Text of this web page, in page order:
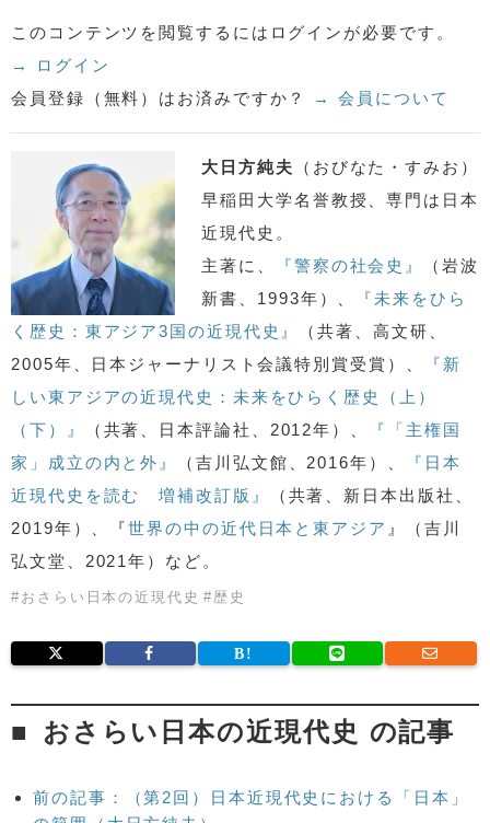
このコンテンツを閲覧するにはログインが必要です。
→ ログイン
会員登録（無料）はお済みですか？
→ 会員について
大日方純夫
（おびなた・すみお）
早稲田大学名誉教授、専門は日本
近現代史。
主著に、
『警察の社会史』
（岩波
新書、1993年）、
『未来をひら
く歴史：東アジア3国の近現代史』
（共著、高文研、
2005年、日本ジャーナリスト会議特別賞受賞）、
『新
しい東アジアの近現代史：未来をひらく歴史（上）
（下）』
（共著、日本評論社、2012年）、
『「主権国
家」成立の内と外』
（吉川弘文館、2016年）、
『日本
近現代史を読む 増補改訂版』
（共著、新日本出版社、
2019年）、『世界の中の近代日本と東アジア 』（吉川
弘文堂、2021年）など。
# おさらい日本の近現代史 # 歴史
おさらい日本の近現代史 の記事
前の記事：（第2回）日本近現代史における「日本」